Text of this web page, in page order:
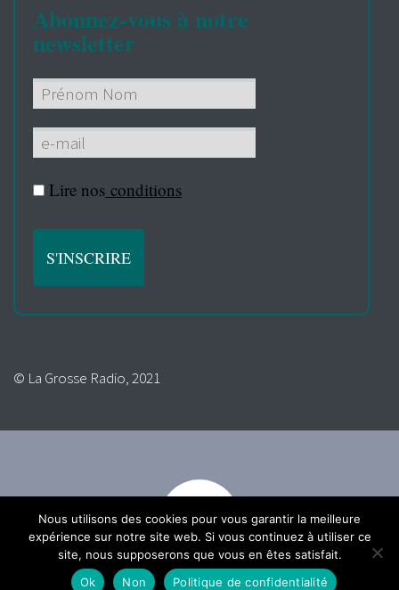
Abonnez-vous à notre
newsletter
Lire nos conditions
© La Grosse Radio, 2021
Nous utilisons des cookies pour vous garantir la meilleure
expérience sur notre site web. Si vous continuez à utiliser ce
site, nous supposerons que vous en êtes satisfait.
Ok
Non Politique de confidentialité